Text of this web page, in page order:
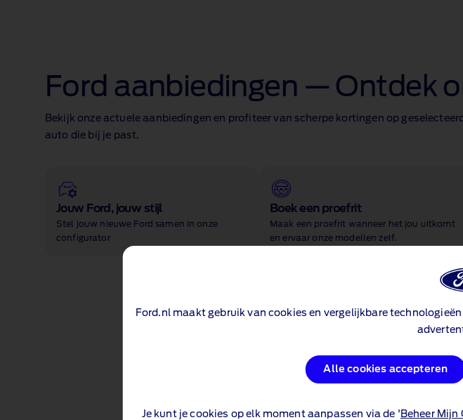
Ford.nl maakt gebruik van cookies en vergelijkbare
Alle cookies accepteren
Je kunt je cookies op elk moment aanpassen via de ' Beheer Mijn
Ford aanbiedingen — Ontdek
Bekijk onze actuele aanbiedingen en profiteer van scherpe kortingen op
auto die bij je past.
Jouw Ford, jouw stijl
Stel jouw nieuwe Ford samen in onze
configurator
Boek een proefrit
Maak een proefrit wanneer het jou uitkomt
en ervaar onze modellen zelf.